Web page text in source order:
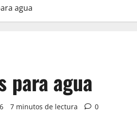
agua
para agua
7 minutos de lectura 0